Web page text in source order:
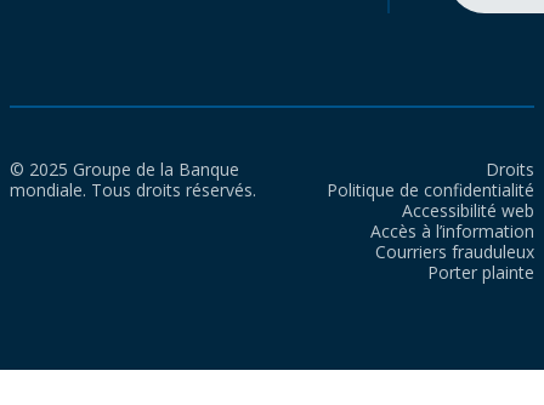
© 2025 Groupe de la Banque
mondiale. Tous droits réservés.
Droits
Politique de confidentialité
Accessibilité web
Accès à l’information
Courriers frauduleux
Porter plainte